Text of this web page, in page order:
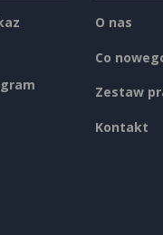
O nas
Co
Zestaw
Kontakt